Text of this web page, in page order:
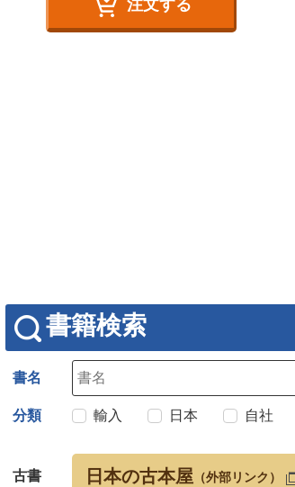
注文する
書籍検索
書名
分類 輸入 日本 自社
古書 日本の古本屋 （外部リンク）